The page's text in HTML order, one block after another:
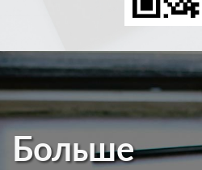
Больше